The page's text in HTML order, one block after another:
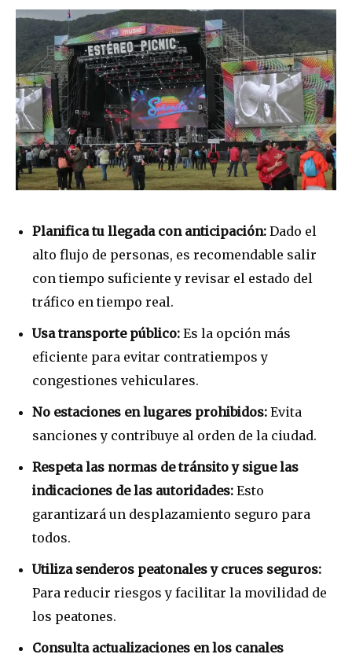
Planifica tu llegada con anticipación: Dado el
alto flujo de personas, es recomendable salir
con tiempo suficiente y revisar el estado del
tráfico en tiempo real.
Usa transporte público: Es la opción más
eficiente para evitar contratiempos y
congestiones vehiculares.
No estaciones en lugares prohibidos: Evita
sanciones y contribuye al orden de la ciudad.
Respeta las normas de tránsito y sigue las
indicaciones de las autoridades: Esto
garantizará un desplazamiento seguro para
todos.
Utiliza senderos peatonales y cruces seguros:
Para reducir riesgos y facilitar la movilidad de
los peatones.
Consulta actualizaciones en los canales